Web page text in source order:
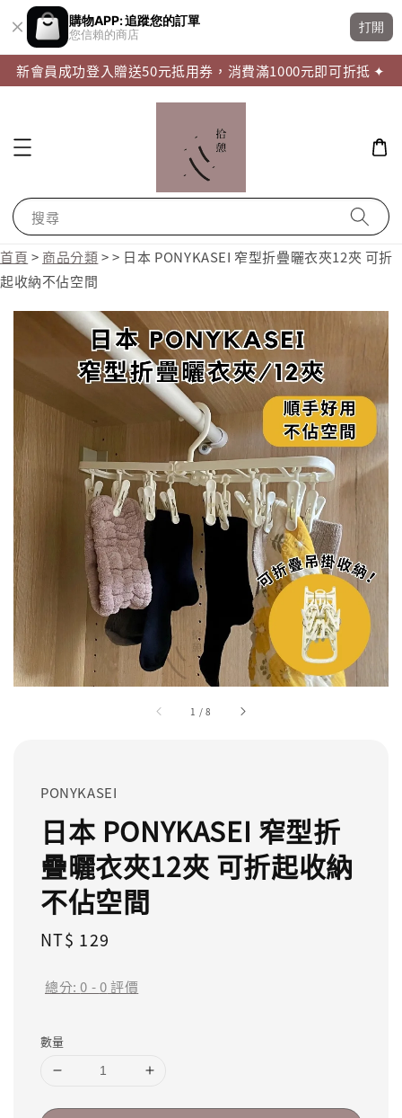
購物APP: 追蹤您的訂單
您信賴的商店
打開
新會員成功登入贈送50元抵用券，消費滿1000元即可折抵 ✦
搜尋
首頁 > 商品分類>> 日本 PONYKASEI 窄型折疊曬衣夾12夾 可折
起收納不佔空間
1 /8
PONYKASEI
日本 PONYKASEI 窄型折
疊曬衣夾12夾 可折起收納
不佔空間
Regular
NT$ 129
總分:0 -0評價
數量